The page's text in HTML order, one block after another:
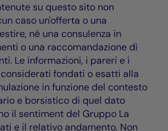
su questo sito non
caso un'offerta o una
né una consulenza in
o una raccomandazione di
Le informazioni, i pareri e i
fondati o esatti alla
in funzione del contesto
e borsistico di quel dato
il sentiment del Gruppo La
e il relativo andamento. Non